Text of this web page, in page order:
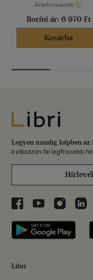
Árinformációk
Borító ár: 6 970 Ft
Kosárba
Libri
Legyen mindig képben
Iratkozzon fel legfrissebb
Libri a Facebookon
Libri aLibri az
Libri